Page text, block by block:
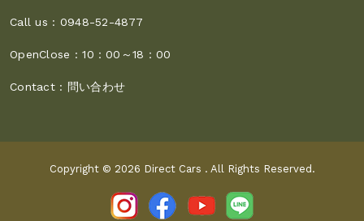
Call us : 0948-52-4877
OpenClose :10：00～18：00
Contact : 問い合わせ
Copyright © 2026 Direct Cars . All Rights Reserved.